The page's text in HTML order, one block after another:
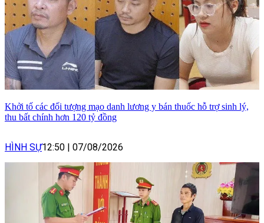
Khởi tố các đối tượng mạo danh lương y bán thuốc hỗ trợ sinh lý,
thu bất chính hơn 120 tỷ đồng
HÌNH SỰ12:50 | 07/08/2026